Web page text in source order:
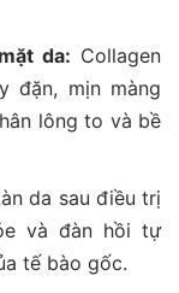
da: Collagen
đặn, mịn màng
lông to và bề
da sau điều trị
và đàn hồi tự
tế bào gốc.